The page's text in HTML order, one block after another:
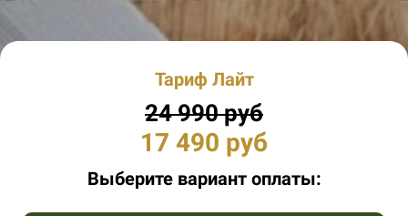
Тариф Лайт
24 990 руб
17 490 руб
Выберите вариант оплаты: